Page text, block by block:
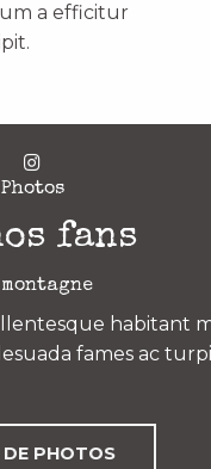
a efficitur
Photos
fans
habitant
fames ac
DE PHOTOS